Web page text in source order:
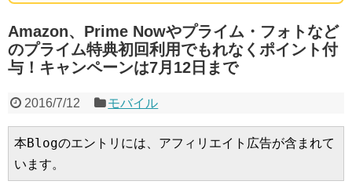
Amazon、Prime Nowやプライム・フォトなど
のプライム特典初回利用でもれなくポイント付
与！キャンペーンは7月12日まで
2016/7/12 モバイル
本Blogのエントリには、アフィリエイト広告が含まれて
います。